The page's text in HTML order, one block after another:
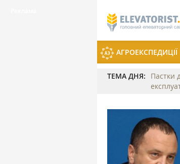
АГРОЕКСПЕДИЦІЇ
ТЕМА ДНЯ:
Пастки